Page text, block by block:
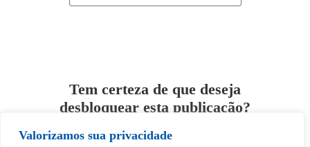
Valorizamos sua privacidade
Tem certeza de que deseja
desbloquear esta publicação?